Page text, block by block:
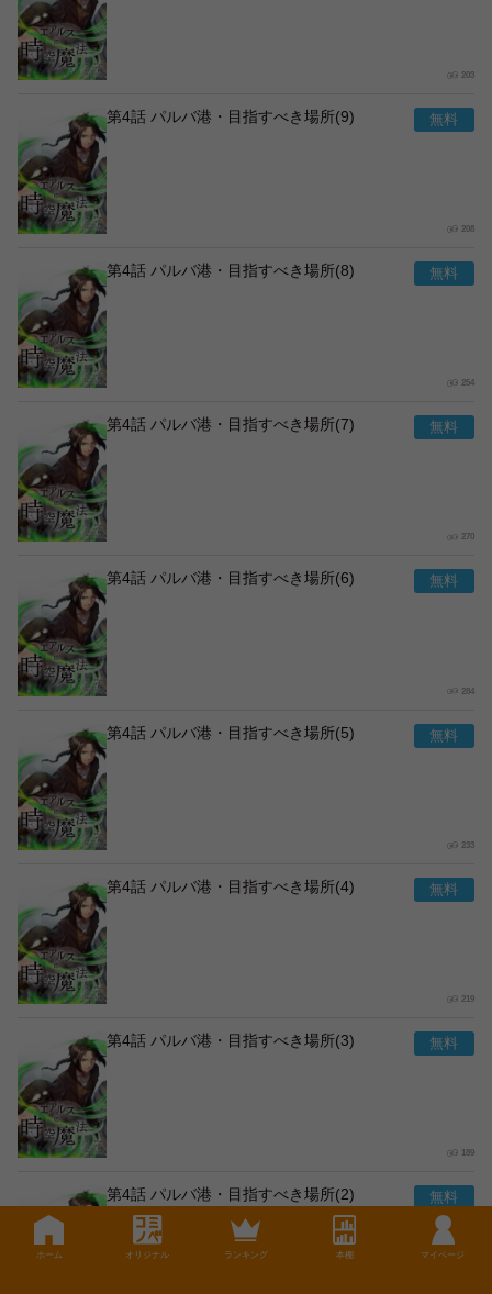
203
第4話 パルバ港・目指すべき場所(9)
208
第4話 パルバ港・目指すべき場所(8)
254
第4話 パルバ港・目指すべき場所(7)
270
第4話 パルバ港・目指すべき場所(6)
284
第4話 パルバ港・目指すべき場所(5)
233
第4話 パルバ港・目指すべき場所(4)
219
第4話 パルバ港・目指すべき場所(3)
189
第4話 パルバ港・目指すべき場所(2)
ホーム オリジナル ランキング 本棚 マイページ